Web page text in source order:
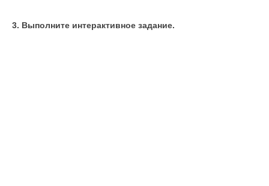
3. Выполните интерактивное задание.